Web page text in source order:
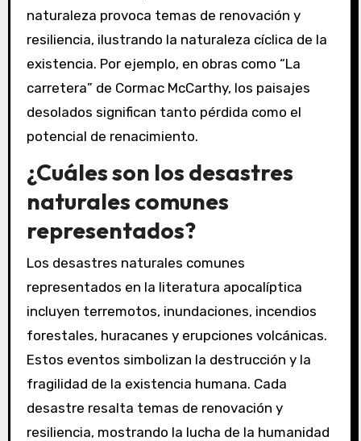
naturaleza provoca temas de renovación y
resiliencia, ilustrando la naturaleza cíclica de la
existencia. Por ejemplo, en obras como “La
carretera” de Cormac McCarthy, los paisajes
desolados significan tanto pérdida como el
potencial de renacimiento.
¿Cuáles son los desastres
naturales comunes
representados?
Los desastres naturales comunes
representados en la literatura apocalíptica
incluyen terremotos, inundaciones, incendios
forestales, huracanes y erupciones volcánicas.
Estos eventos simbolizan la destrucción y la
fragilidad de la existencia humana. Cada
desastre resalta temas de renovación y
resiliencia, mostrando la lucha de la humanidad